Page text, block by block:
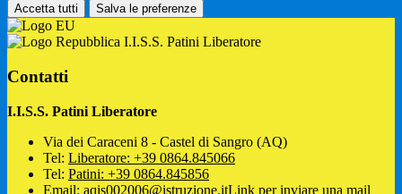
Accetta tutti Salva le preferenze
I.I.S.S. Patini Liberatore
Contatti
I.I.S.S. Patini Liberatore
Via dei Caraceni 8 - Castel di Sangro (AQ)
Tel: Liberatore: +39 0864.845066
Tel: Patini: +39 0864.845856
Email: aqis002006@istruzione.itLink per inviare una mail